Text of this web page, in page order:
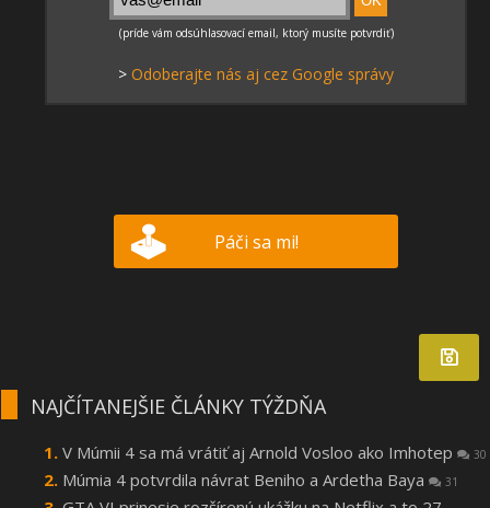
> Odoberajte nás aj cez Google správy
Páči sa mi!
NAJČÍTANEJŠIE ČLÁNKY TÝŽDŇA
V Múmii 4 sa má vrátiť aj Arnold Vosloo ako Imhotep 30
Múmia 4 potvrdila návrat Beniho a Ardetha Baya 31